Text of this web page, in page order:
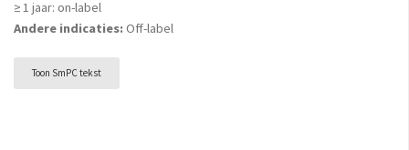
≥ 1 jaar: on-label
Andere indicaties: Off-label
Toon SmPC tekst